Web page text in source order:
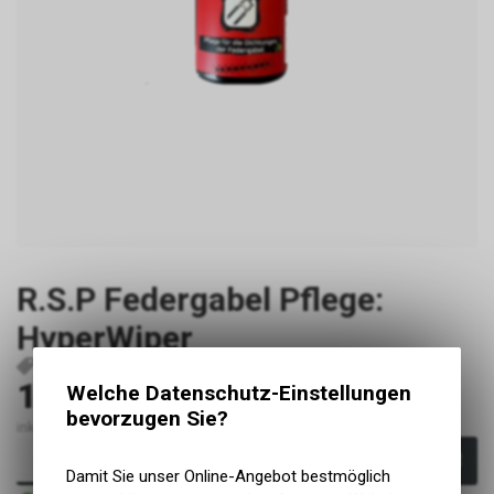
R.S.P Federgabel Pflege:
HyperWiper
13.00CHF
inkl. MwSt., zzgl. Versandkosten
Welche Datenschutz-Einstellungen
bevorzugen Sie?
Damit Sie unser Online-Angebot bestmöglich